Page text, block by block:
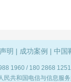
明 | 成功案例 | 中国
1960 / 180 2868
民共和国电信与信息服